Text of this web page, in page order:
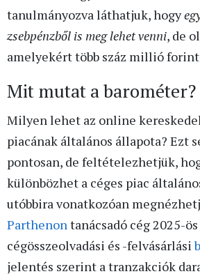
tanulmányozva láthatjuk, hogy
zsebpénzből is meg lehet venni, de
amelyekért több száz millió
Mit mutat a barométer?
Milyen lehet az online
piacának általános állapota? Ezt
pontosan, de feltételezhetjük,
különbözhet a céges piac
utóbbira vonatkozóan
Parthenon tanácsadó cég 2025-
cégösszeolvadási és -felvásárlási
jelentés szerint a tranzakciók